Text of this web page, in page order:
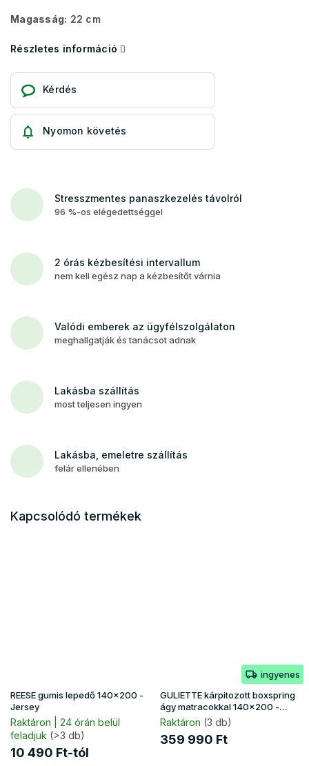
Magasság: 22 cm
Részletes információ
Kérdés
Nyomon követés
Stresszmentes panaszkezelés távolról
96 %-os elégedettséggel
2 órás kézbesítési intervallum
nem kell egész nap a kézbesítőt várnia
Valódi emberek az ügyfélszolgálaton
meghallgatják és tanácsot adnak
Lakásba szállítás
most teljesen ingyen
Lakásba, emeletre szállítás
felár ellenében
Kapcsolódó termékek
REESE gumis lepedő 140x200 -
Jersey
Raktáron | 24 órán belül
feladjuk (>3 db)
10 490 Ft-tól
ingyenes
GULIETTE kárpitozott boxspring
ágy matracokkal 140x200 -
bézs
Raktáron (3 db)
359 990 Ft